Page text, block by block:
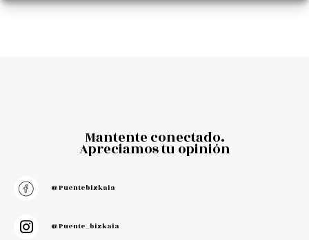
Mantente conectado.
Apreciamos tu opinión
@puentebizkaia
@puente_bizkaia